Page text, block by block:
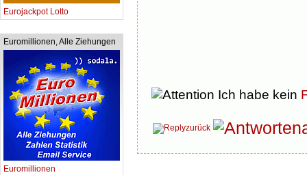
Eurojackpot Lotto
Euromillionen, Alle Ziehungen
Euromillionen
Ich habe kein
zurück